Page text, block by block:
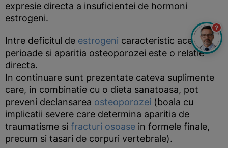
expresie directa a insuficientei de hormoni
estrogeni.
Intre deficitul de estrogeni caracteristic acestei
perioade si aparitia osteoporozei este o relatie
directa.
In continuare sunt prezentate cateva suplimente
care, in combinatie cu o dieta sanatoasa, pot
preveni declansarea osteoporozei (boala cu
implicatii severe care determina aparitia de
traumatisme si fracturi osoase in formele finale,
precum si tasari de corpuri vertebrale).
?